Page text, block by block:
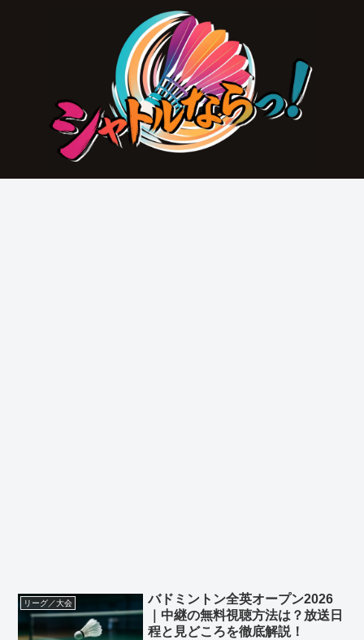
リーグ／大会
バドミントン全英オープン2026
｜中継の無料視聴方法は？放送日
程と見どころを徹底解説！